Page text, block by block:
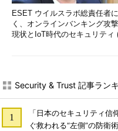
ESET ウイルスラボ総責任者
く、オンラインバンキング攻
現状とIoT時代のセキュリティ
Security & Trust 記事ラン
「日本のセキュリティ
ぐ救われる“左側”の防衛術